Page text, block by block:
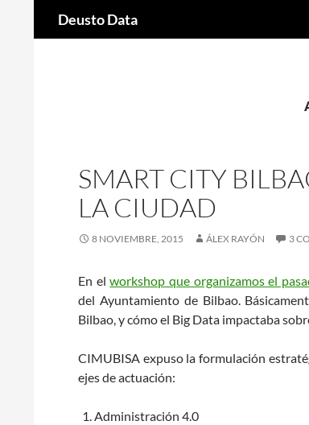
Deusto Data
SMART CITY
LA CIUDAD
8 NOVIEMBRE, 2015 ÁLEX RAYÓN 3
En elworkshop que organizamos el
del Ayuntamiento de Bilbao.
Bilbao, y cómo el Big Data impactaba
CIMUBISA expuso la formulación
ejes de actuación:
Administración 4.0